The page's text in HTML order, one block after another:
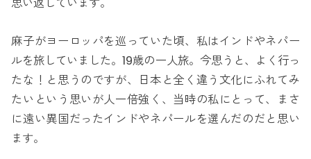
思い返しています。
麻子がヨーロッパを巡っていた頃、私はインドやネパー
ルを旅していました。19歳の一人旅。今思うと、よく行っ
たな！と思うのですが、日本と全く違う文化にふれてみ
たいという思いが人一倍強く、当時の私にとって、まさ
に遠い異国だったインドやネパールを選んだのだと思い
ます。